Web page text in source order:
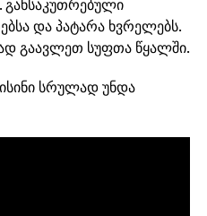
და პატარა ხვრელებს.
გაავლეთ სუფთა წყალში.
სრულად უნდა